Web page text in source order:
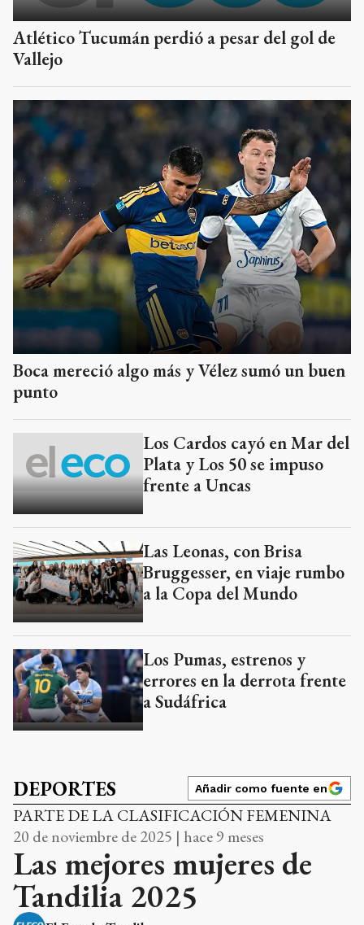
Atlético Tucumán perdió a pesar del gol de
Vallejo
Boca mereció algo más y Vélez sumó un buen
punto
Los Cardos cayó en Mar del
Plata y Los 50 se impuso
frente a Uncas
Las Leonas, con Brisa
Bruggesser, en viaje rumbo
a la Copa del Mundo
Los Pumas, estrenos y
errores en la derrota frente
a Sudáfrica
DEPORTES Añadir como fuente en
PARTE DE LA CLASIFICACIÓN FEMENINA
20 de noviembre de 2025 | hace 9 meses
Las mejores mujeres de
Tandilia 2025